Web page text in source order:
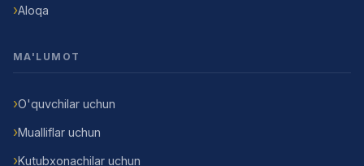
Aloqa
MA'LUMOT
O'quvchilar uchun
Mualliflar uchun
Kutubxonachilar uchun